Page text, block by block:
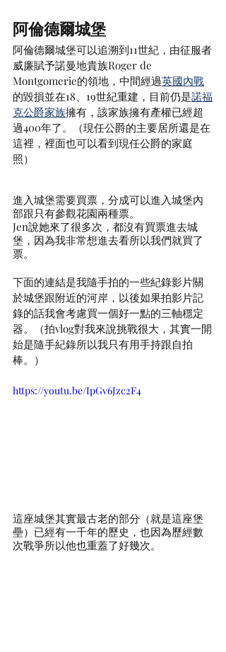
阿倫德爾城堡
阿倫德爾城堡可以追溯到11世紀，由征服者
威廉賦予諾曼地貴族Roger de
Montgomerie的領地，中間經過英國內戰
的毀損並在18、19世紀重建，目前仍是諾福
克公爵家族擁有，該家族擁有產權已經超
過400年了。（現任公爵的主要居所還是在
這裡，裡面也可以看到現任公爵的家庭
照）
進入城堡需要買票，分成可以進入城堡內
部跟只有參觀花園兩種票。
Jen說她來了很多次，都沒有買票進去城
堡，因為我非常想進去看所以我們就買了
票。
下面的連結是我隨手拍的一些紀錄影片關
於城堡跟附近的河岸，以後如果拍影片記
錄的話我會考慮買一個好一點的三軸穩定
器。（拍vlog對我來說挑戰很大，其實一開
始是隨手紀錄所以我只有用手持跟自拍
棒。）
https://youtu.be/IpGv6Jzc2F4
這座城堡其實最古老的部分（就是這座堡
壘）已經有一千年的歷史，也因為歷經數
次戰爭所以他也重蓋了好幾次。